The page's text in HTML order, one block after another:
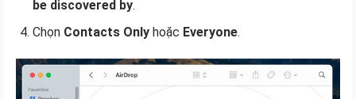
be discovered by.
Chọn Contacts Onlyhoặc Everyone.